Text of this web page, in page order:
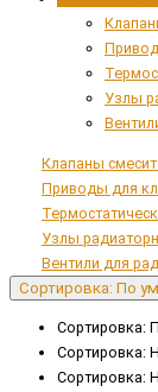
Узлы
Клапаны
Приводы для
Узлы
Вентили для
Сортировка: По
Сортировка:
Сортировка:
Сортировка: